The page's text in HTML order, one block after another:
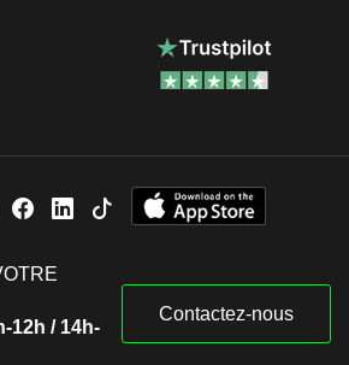
12h / 14h-
Contactez-nous